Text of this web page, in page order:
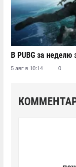
В PUBG за неделю
5 авг в 10:14 0